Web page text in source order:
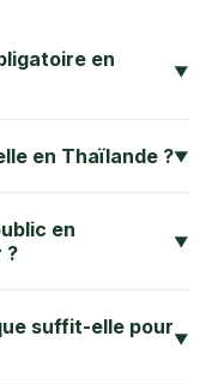
en
▼
en Thaïlande ?▼
en
?
▼
suffit-elle pour▼